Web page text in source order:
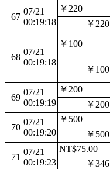
67
07/21
00:19:18
￥220
￥220
68
07/21
00:19:18
￥100
￥100
69
07/21
00:19:19
￥200
￥200
70
07/21
00:19:20
￥500
￥500
71
07/21
00:19:23
NT$75.00
￥346